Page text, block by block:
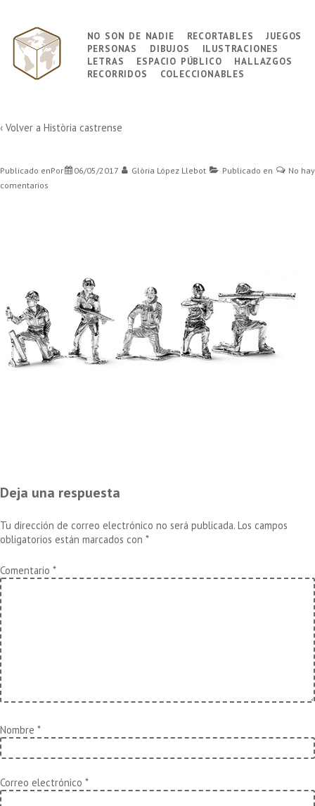
contenido
principal
Navegación
principal
no son de nadie recortables juegos
personas dibujos ilustraciones
letras espacio público hallazgos
recorridos coleccionables
‹ Volver a Història castrense
Publicado enPor 06/05/2017 Glòria López Llebot Publicado en
No hay
comentarios
Deja una respuesta
Tu dirección de correo electrónico no será publicada. Los campos
obligatorios están marcados con *
Comentario *
Nombre *
Correo electrónico *